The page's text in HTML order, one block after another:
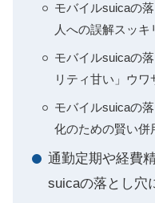
モバイルsuicaの
人への誤解スッキ
モバイルsuicaの
リティ甘い」ウワ
モバイルsuicaの
化のための賢い併
通勤定期や経費
suicaの落とし穴